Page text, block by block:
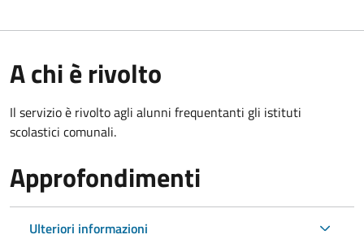
A chi è rivolto
Il servizio è rivolto agli alunni frequentanti gli istituti
scolastici comunali.
Approfondimenti
Ulteriori informazioni